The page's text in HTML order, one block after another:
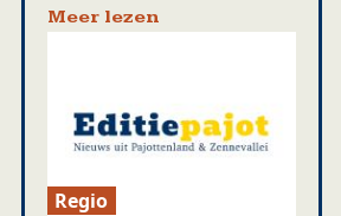
Meer lezen
Regio